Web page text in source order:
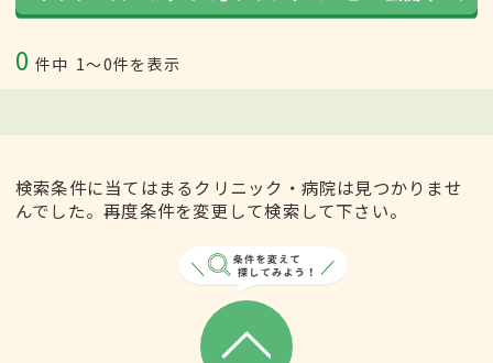
0 件中 1〜0件を表示
検索条件に当てはまるクリニック・病院は見つかりませ
んでした。再度条件を変更して検索して下さい。